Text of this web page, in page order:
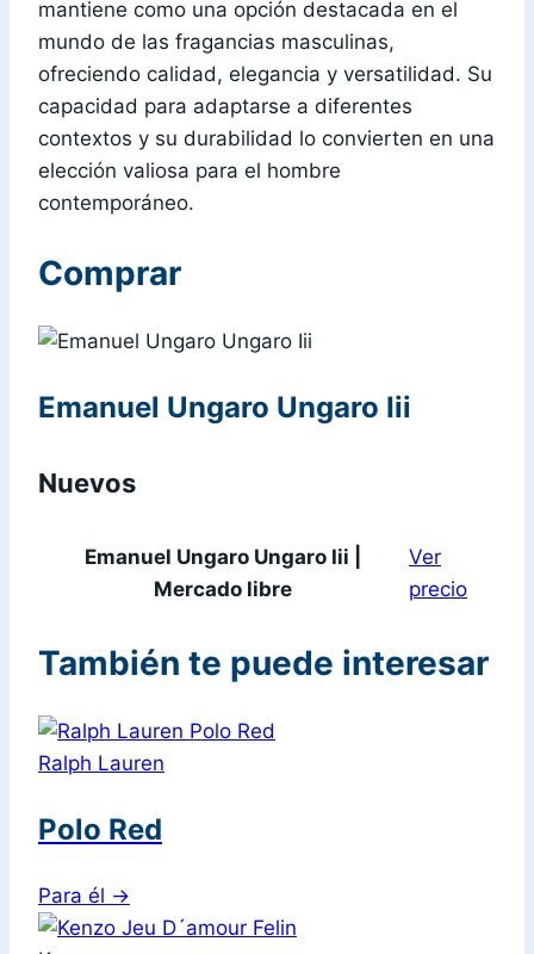
mantiene como una opción destacada en el
mundo de las fragancias masculinas,
ofreciendo calidad, elegancia y versatilidad. Su
capacidad para adaptarse a diferentes
contextos y su durabilidad lo convierten en una
elección valiosa para el hombre
contemporáneo.
Comprar
Emanuel Ungaro Ungaro Iii
Nuevos
Emanuel Ungaro Ungaro Iii |
Mercado libre
Ver
precio
También te puede interesar
Ralph Lauren
Polo Red
Para él →